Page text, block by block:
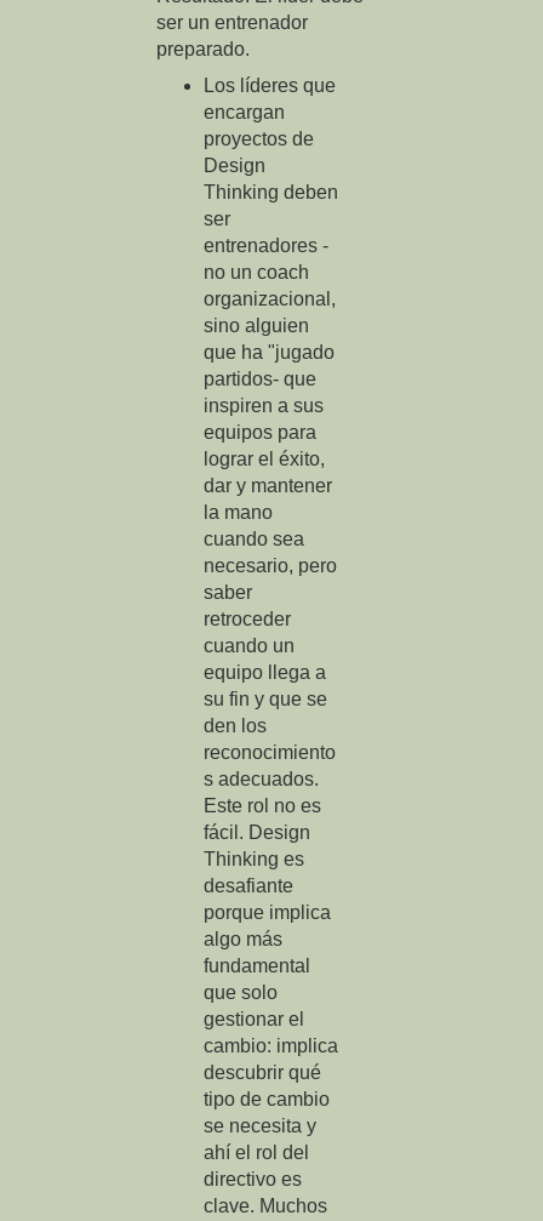
ser un entrenador
preparado.
Los líderes que
encargan
proyectos de
Design
Thinking deben
ser
entrenadores -
no un coach
organizacional,
sino alguien
que ha "jugado
partidos- que
inspiren a sus
equipos para
lograr el éxito,
dar y mantener
la mano
cuando sea
necesario, pero
saber
retroceder
cuando un
equipo llega a
su fin y que se
den los
reconocimiento
s adecuados.
Este rol no es
fácil. Design
Thinking es
desafiante
porque implica
algo más
fundamental
que solo
gestionar el
cambio: implica
descubrir qué
tipo de cambio
se necesita y
ahí el rol del
directivo es
clave. Muchos